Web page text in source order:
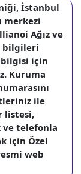
İstanbul
merkezi
Ağız ve
bilgileri
için
Kuruma
ile
listesi,
telefonla
için Özel
web